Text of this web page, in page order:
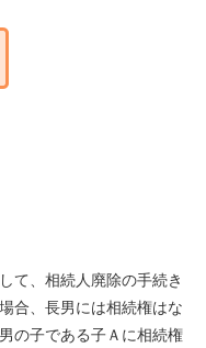
て、相続人廃除の手続き
合、長男には相続権はな
の子である子Ａに相続権